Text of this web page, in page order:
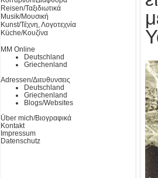
Reisen/Ταξιδιωτικά
Musik/Μουσική
Kunst/Τέχνη, Λογοτεχνία
Küche/Κουζίνα
MM Online
Deutschland
Griechenland
Adressen/Διευθυνσεις
Deutschland
Griechenland
Blogs/Websites
Über mich/Βιογραφικά
Kontakt
Impressum
Datenschutz